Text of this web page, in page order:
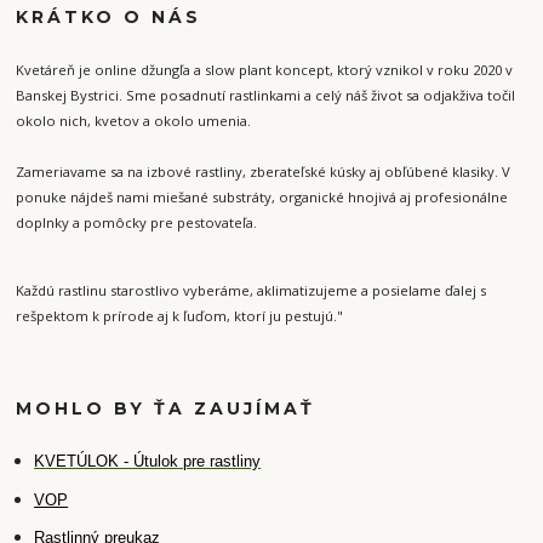
KRÁTKO O NÁS
Kvetáreň je online džungľa a slow plant koncept, ktorý vznikol v roku 2020 v
Banskej Bystrici. Sme posadnutí rastlinkami a celý náš život sa odjakživa točil
okolo nich, kvetov a okolo umenia.
Zameriavame sa na izbové rastliny, zberateľské kúsky aj obľúbené klasiky. V
ponuke nájdeš nami miešané substráty, organické hnojivá aj profesionálne
doplnky a pomôcky pre pestovateľa.
Každú rastlinu starostlivo vyberáme, aklimatizujeme a posielame ďalej s
rešpektom k prírode aj k ľuďom, ktorí ju pestujú."
MOHLO BY ŤA ZAUJÍMAŤ
KVETÚLOK - Útulok pre rastliny
VOP
Rastlinný preukaz